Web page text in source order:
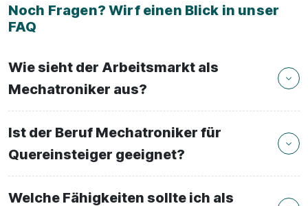
Noch Fragen? Wirf einen Blick in unser
FAQ
Wie sieht der Arbeitsmarkt als
Mechatroniker aus?
Ist der Beruf Mechatroniker für
Quereinsteiger geeignet?
Welche Fähigkeiten sollte ich als